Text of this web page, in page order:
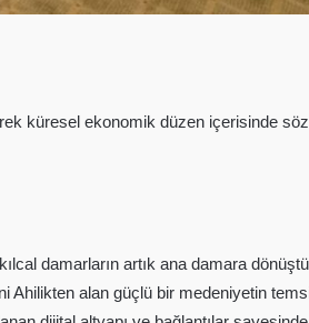
küresel ekonomik düzen içerisinde
damarların artık ana damara
alan güçlü bir medeniyetin